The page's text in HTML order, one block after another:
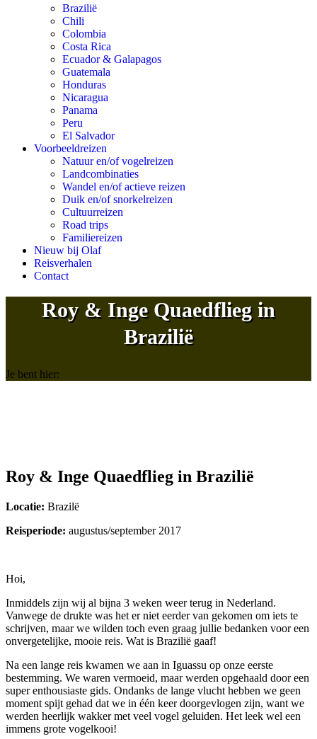
Brazilië
Chili
Colombia
Costa Rica
Ecuador & Galapagos
Guatemala
Honduras
Nicaragua
Panama
Peru
El Salvador
Voorbeeldreizen
Natuur en/of vogelreizen
Landcombinaties
Wandel en/of actieve reizen
Duik en/of snorkelreizen
Cultuurreizen
Road trips
Familiereizen
Nieuw bij Olaf
Reisverhalen
Contact
Roy & Inge Quaedflieg in
Brazilië
Je bent hier:
Roy & Inge Quaedflieg in Brazilië
Locatie: Brazilë
Reisperiode: augustus/september 2017
Hoi,
Inmiddels zijn wij al bijna 3 weken weer terug in Nederland.
Vanwege de drukte was het er niet eerder van gekomen om iets te
schrijven, maar we wilden toch even graag jullie bedanken voor een
onvergetelijke, mooie reis. Wat is Brazilië gaaf!
Na een lange reis kwamen we aan in Iguassu op onze eerste
bestemming. We waren vermoeid, maar werden opgehaald door een
super enthousiaste gids. Ondanks de lange vlucht hebben we geen
moment spijt gehad dat we in één keer doorgevlogen zijn, want we
werden heerlijk wakker met veel vogel geluiden. Het leek wel een
immens grote vogelkooi!